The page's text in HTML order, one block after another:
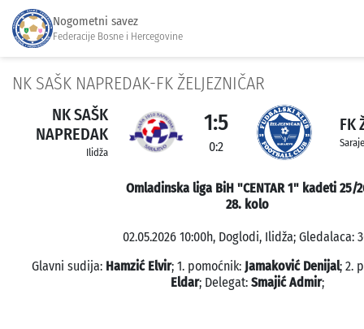
Nogometni savez
Federacije Bosne i Hercegovine
NK SAŠK NAPREDAK-FK ŽELJEZNIČAR
NK SAŠK
NAPREDAK
Ilidža
1:5
0:2
FK
Omladinska liga BiH "CENTAR 1" kadeti 25/
28. kolo
02.05.2026 10:00h, Doglodi, Ilidža; Gledalaca:
Glavni sudija: Hamzić Elvir; 1. pomoćnik: Jamaković Denijal; 2.
Eldar; Delegat: Smajić Admir;